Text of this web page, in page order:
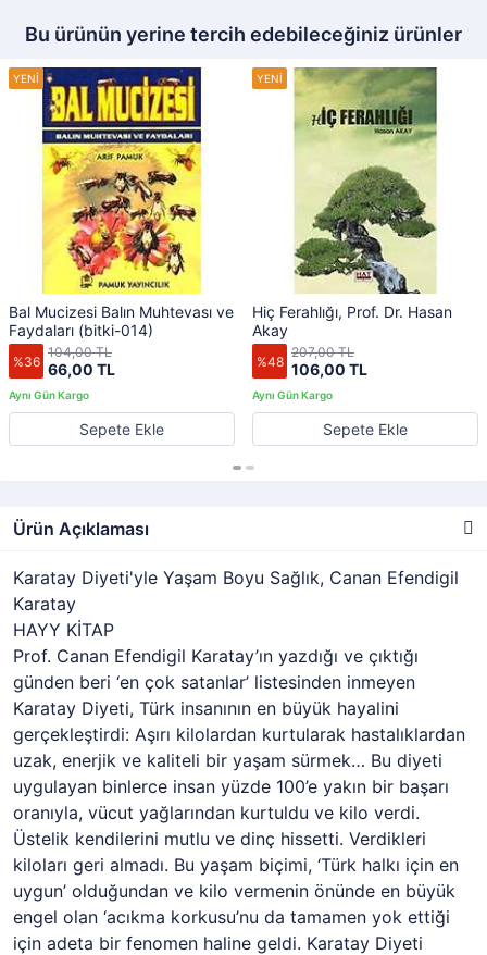
Bu ürünün yerine tercih edebileceğiniz ürünler
Bal Mucizesi Balın Muhtevası ve
Faydaları (bitki-014)
%36 66,00 TL
104,00 TL
Sepete Ekle
Hiç Ferahlığı, Prof. Dr. Hasan
Akay
%48 106,00 TL
207,00 TL
Sepete Ekle
Ürün Açıklaması
Karatay Diyeti'yle Yaşam Boyu Sağlık, Canan Efendigil
Karatay
HAYY KİTAP
Prof. Canan Efendigil Karatay’ın yazdığı ve çıktığı
günden beri ‘en çok satanlar’ listesinden inmeyen
Karatay Diyeti, Türk insanının en büyük hayalini
gerçekleştirdi: Aşırı kilolardan kurtularak hastalıklardan
uzak, enerjik ve kaliteli bir yaşam sürmek… Bu diyeti
uygulayan binlerce insan yüzde 100’e yakın bir başarı
oranıyla, vücut yağlarından kurtuldu ve kilo verdi.
Üstelik kendilerini mutlu ve dinç hissetti. Verdikleri
kiloları geri almadı. Bu yaşam biçimi, ‘Türk halkı için en
uygun’ olduğundan ve kilo vermenin önünde en büyük
engel olan ‘acıkma korkusu’nu da tamamen yok ettiği
için adeta bir fenomen haline geldi. Karatay Diyeti